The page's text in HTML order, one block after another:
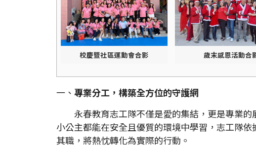
校慶暨社區運動會合影 歲末感恩活動合
一、 專業分工，構築全方位的守護網
永春教育志工隊不僅是愛的集結，更是專業的
小公主都能在安全且優質的環境中學習，志工隊
其職，將熱忱轉化為實際的行動。